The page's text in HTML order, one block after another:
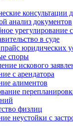
консультации
анализ документов
урегулирование
в суде
юридических
споры
искового
с арендатора
алиментов
физлиц
неустойки с